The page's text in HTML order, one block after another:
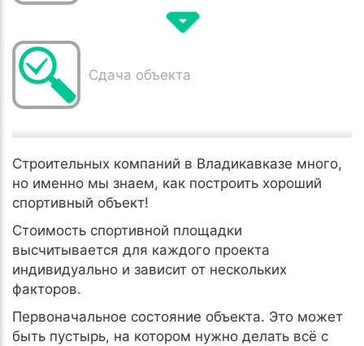
Сдача объекта
Строительных компаний в Владикавказе много,
но именно мы знаем, как построить хороший
спортивный объект!
Стоимость спортивной площадки
высчитывается для каждого проекта
индивидуально и зависит от нескольких
факторов.
Первоначальное состояние объекта. Это может
быть пустырь, на котором нужно делать всё с